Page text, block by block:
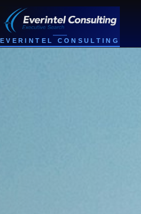
EVERINTEL CONSULTING